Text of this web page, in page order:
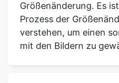
Größenänderung. Es
Prozess der
verstehen, um einen
mit den Bildern zu